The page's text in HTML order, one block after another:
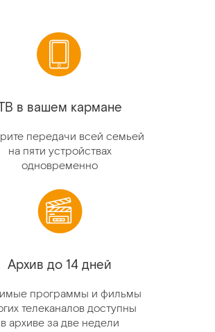
в вашем кармане
передачи всей семьей
на пяти устройствах
одновременно
Архив до 14 дней
программы и фильмы
телеканалов доступны
в архиве за две недели